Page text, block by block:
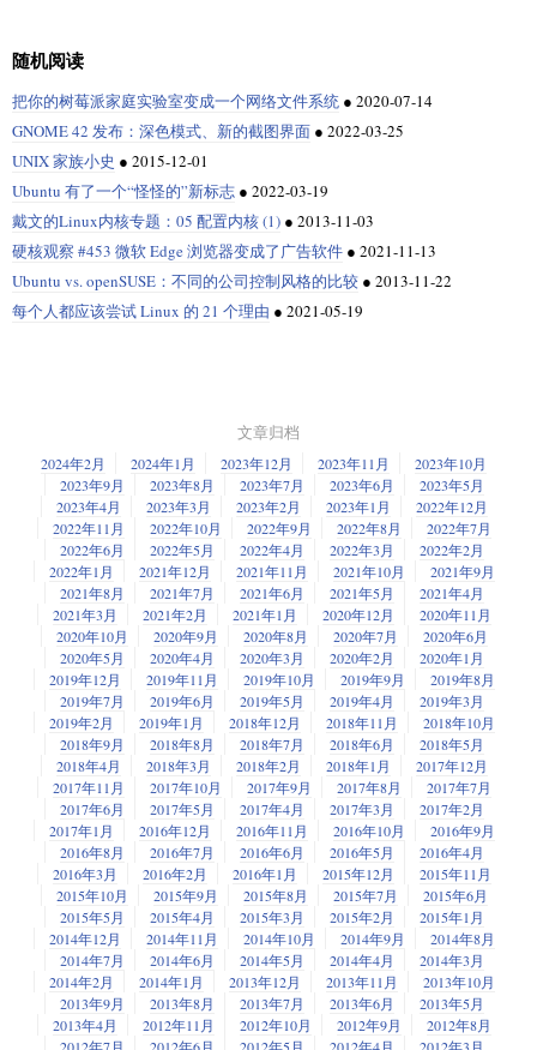
随机阅读
把你的树莓派家庭实验室变成一个网络文件系统 ● 2020-07-14
GNOME 42 发布：深色模式、新的截图界面 ● 2022-03-25
UNIX 家族小史 ● 2015-12-01
Ubuntu 有了一个“怪怪的”新标志 ● 2022-03-19
戴文的Linux内核专题：05 配置内核 (1) ● 2013-11-03
硬核观察 #453 微软 Edge 浏览器变成了广告软件 ● 2021-11-13
Ubuntu vs. openSUSE：不同的公司控制风格的比较 ● 2013-11-22
每个人都应该尝试 Linux 的 21 个理由 ● 2021-05-19
文章归档
2024年2月 2024年1月 2023年12月 2023年11月
2023年10月
2023年9月
2023年8月 2023年7月 2023年6月
2023年5月
2023年4月
2023年3月 2023年2月 2023年1月
2022年12月
2022年11月
2022年10月 2022年9月 2022年8月
2022年7月
2022年6月
2022年5月 2022年4月 2022年3月
2022年2月
2022年1月
2021年12月 2021年11月 2021年10月
2021年9月
2021年8月
2021年7月 2021年6月 2021年5月
2021年4月
2021年3月
2021年2月 2021年1月 2020年12月
2020年11月
2020年10月
2020年9月 2020年8月 2020年7月
2020年6月
2020年5月
2020年4月 2020年3月 2020年2月
2020年1月
2019年12月
2019年11月 2019年10月 2019年9月
2019年8月
2019年7月
2019年6月 2019年5月 2019年4月
2019年3月
2019年2月
2019年1月 2018年12月 2018年11月
2018年10月
2018年9月
2018年8月 2018年7月 2018年6月
2018年5月
2018年4月
2018年3月 2018年2月 2018年1月
2017年12月
2017年11月
2017年10月 2017年9月 2017年8月
2017年7月
2017年6月
2017年5月 2017年4月 2017年3月
2017年2月
2017年1月
2016年12月 2016年11月 2016年10月
2016年9月
2016年8月
2016年7月 2016年6月 2016年5月
2016年4月
2016年3月
2016年2月 2016年1月 2015年12月
2015年11月
2015年10月
2015年9月 2015年8月 2015年7月
2015年6月
2015年5月
2015年4月 2015年3月 2015年2月
2015年1月
2014年12月
2014年11月 2014年10月 2014年9月
2014年8月
2014年7月
2014年6月 2014年5月 2014年4月
2014年3月
2014年2月
2014年1月 2013年12月 2013年11月
2013年10月
2013年9月
2013年8月 2013年7月 2013年6月
2013年5月
2013年4月
2012年11月 2012年10月 2012年9月
2012年8月